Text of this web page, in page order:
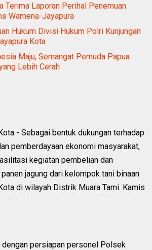
Terima Laporan Perihal Penemuan
Wamena-Jayapura
Hukum Divisi Hukum Polri Kunjungan
Kota
Maju, Semangat Pemuda Papua
Lebih Cerah
- Sebagai bentuk dukungan terhadap
pemberdayaan ekonomi masyarakat,
kegiatan pembelian dan
jagung dari kelompok tani binaan
di wilayah Distrik Muara Tami. Kamis
dengan persiapan personel Polsek